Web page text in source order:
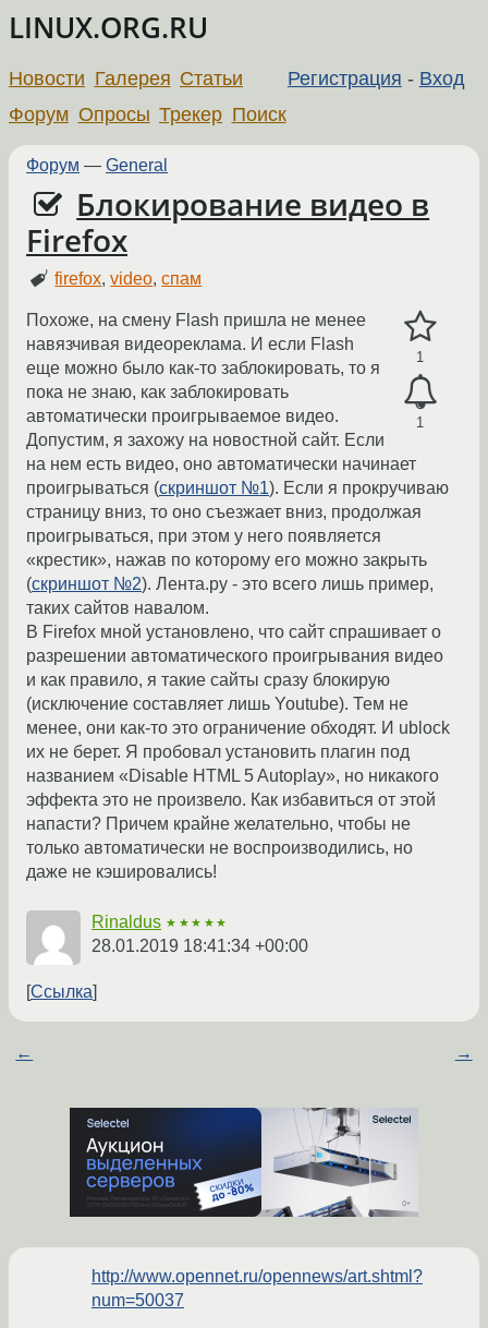
LINUX.ORG.RU
Регистрация - Вход
Новости Галерея Статьи
Форум Опросы Трекер Поиск
Форум — General
Блокирование видео в
Firefox
firefox,video,спам
1
1
Похоже, на смену Flash пришла не менее
навязчивая видеореклама. И если Flash
еще можно было как-то заблокировать, то я
пока не знаю, как заблокировать
автоматически проигрываемое видео.
Допустим, я захожу на новостной сайт. Если
на нем есть видео, оно автоматически начинает
проигрываться (скриншот №1). Если я прокручиваю
страницу вниз, то оно съезжает вниз, продолжая
проигрываться, при этом у него появляется
«крестик», нажав по которому его можно закрыть
(скриншот №2). Лента.ру - это всего лишь пример,
таких сайтов навалом.
В Firefox мной установлено, что сайт спрашивает о
разрешении автоматического проигрывания видео
и как правило, я такие сайты сразу блокирую
(исключение составляет лишь Youtube). Тем не
менее, они как-то это ограничение обходят. И ublock
их не берет. Я пробовал установить плагин под
названием «Disable HTML 5 Autoplay», но никакого
эффекта это не произвело. Как избавиться от этой
напасти? Причем крайне желательно, чтобы не
только автоматически не воспроизводились, но
даже не кэшировались!
Rinaldus ★★★★★
28.01.2019 18:41:34 +00:00
Ссылка
← →
http://www.opennet.ru/opennews/art.shtml?
num=50037